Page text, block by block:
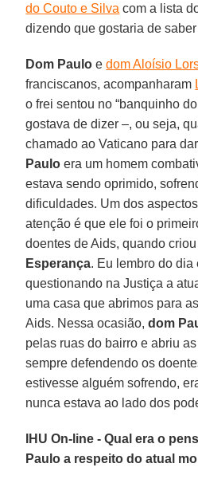
do Couto e Silva com a lista
dizendo que gostaria de
Dom Paulo edom Aloísio
franciscanos, acompanharam
o frei sentou no “banquinho
gostava de dizer –, ou seja,
chamado ao Vaticano para
Pauloera um homem
estava sendo oprimido,
dificuldades. Um dos
atenção é que ele foi o
doentes de Aids, quando criou
Esperança. Eu lembro do dia
questionando na Justiça a
uma casa que abrimos para
Aids. Nessa ocasião,dom
pelas ruas do bairro e abriu
sempre defendendo os
estivesse alguém sofrendo,
nunca estava ao lado dos
IHU On-line - Qual era o
Paulo a respeito do atual